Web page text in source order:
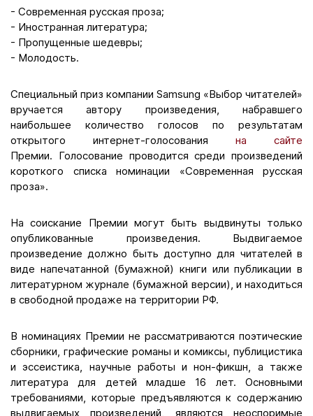
- Современная русская проза;
- Иностранная литература;
- Пропущенные шедевры;
- Молодость.
Специальный приз компании Samsung «Выбор читателей»
вручается автору произведения, набравшего
наибольшее количество голосов по результатам
открытого интернет-голосования на сайте
Премии. Голосование проводится среди произведений
короткого списка номинации «Современная русская
проза».
На соискание Премии могут быть выдвинуты только
опубликованные произведения. Выдвигаемое
произведение должно быть доступно для читателей в
виде напечатанной (бумажной) книги или публикации в
литературном журнале (бумажной версии), и находиться
в свободной продаже на территории РФ.
В номинациях Премии не рассматриваются поэтические
сборники, графические романы и комиксы, публицистика
и эссеистика, научные работы и нон-фикшн, а также
литература для детей младше 16 лет. Основными
требованиями, которые предъявляются к содержанию
выдвигаемых произведений, являются неоспоримые